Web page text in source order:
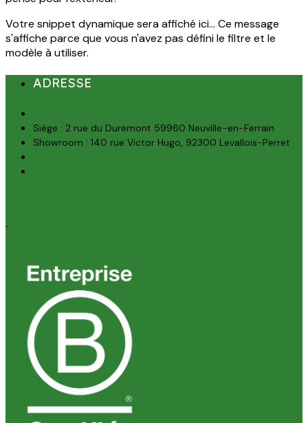
Votre snippet dynamique sera affiché ici... Ce message
s'affiche parce que vous n'avez pas défini le filtre et le
modèle à utiliser.
ADRESSE
Siège : 2 rue du Duremont 59960 Neuville-en-Ferrain
Showroom : 140 rue Victor Hugo, 92300 Levallois-Perret